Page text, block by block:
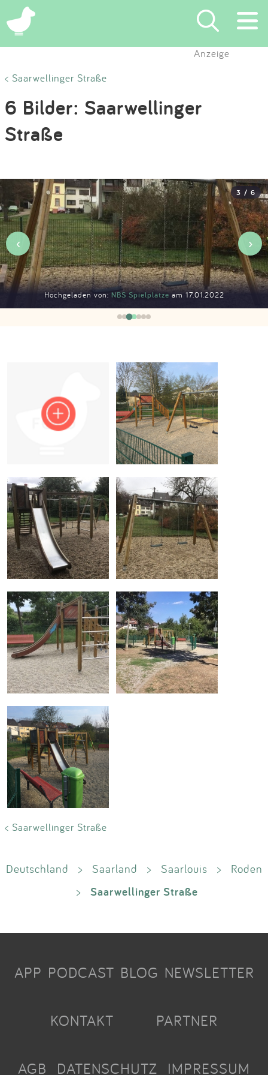
×
Suchen
Eintragen
Blog
Partner
Kontakt
Impressum
Anmelden
Anzeige
< Saarwellinger Straße
6 Bilder: Saarwellinger
Straße
Hochgeladen von: NBS Spielplätzeam 17.01.2022
3 / 6
‹ ›
< Saarwellinger Straße
Deutschland > Saarland > Saarlouis >
Roden
>
Saarwellinger Straße
APP PODCAST BLOG NEWSLETTER
KONTAKT PARTNER
AGB DATENSCHUTZ IMPRESSUM